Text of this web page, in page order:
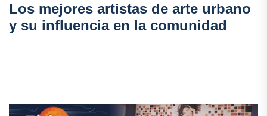
Los mejores artistas de arte urbano
y su influencia en la comunidad